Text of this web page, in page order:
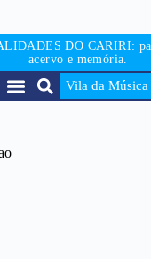
DO CARIRI:
acervo e memória.
Vila da Música